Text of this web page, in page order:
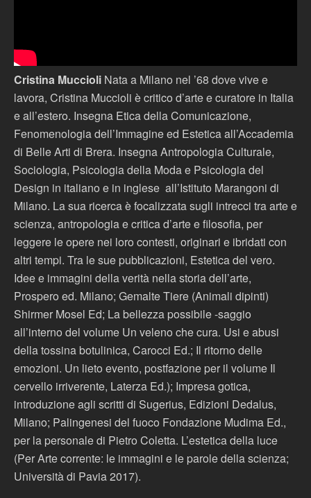
Cristina Muccioli Nata a Milano nel ’68 dove vive e
lavora, Cristina Muccioli è critico d’arte e curatore in Italia
e all’estero. Insegna Etica della Comunicazione,
Fenomenologia dell’Immagine ed Estetica all’Accademia
di Belle Arti di Brera. Insegna Antropologia Culturale,
Sociologia, Psicologia della Moda e Psicologia del
Design in italiano e in inglese all’Istituto Marangoni di
Milano. La sua ricerca è focalizzata sugli intrecci tra arte e
scienza, antropologia e critica d’arte e filosofia, per
leggere le opere nei loro contesti, originari e ibridati con
altri tempi. Tra le sue pubblicazioni, Estetica del vero.
Idee e immagini della verità nella storia dell’arte,
Prospero ed. Milano; Gemalte Tiere (Animali dipinti)
Shirmer Mosel Ed; La bellezza possibile -saggio
all’interno del volume Un veleno che cura. Usi e abusi
della tossina botulinica, Carocci Ed.; Il ritorno delle
emozioni. Un lieto evento, postfazione per il volume Il
cervello irriverente, Laterza Ed.); Impresa gotica,
introduzione agli scritti di Sugerius, Edizioni Dedalus,
Milano; Palingenesi del fuoco Fondazione Mudima Ed.,
per la personale di Pietro Coletta. L’estetica della luce
(Per Arte corrente: le immagini e le parole della scienza;
Università di Pavia 2017).